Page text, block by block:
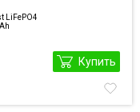
LiFePO4
Купить